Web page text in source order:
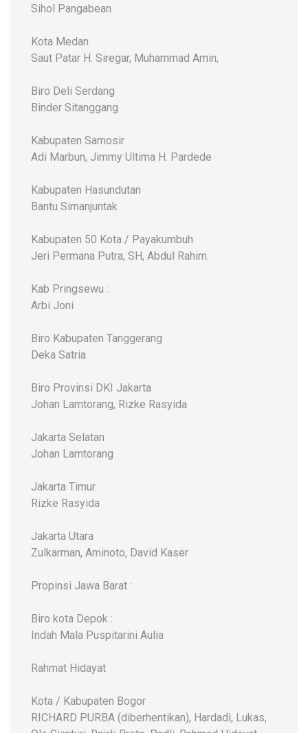
Sihol Pangabean
Kota Medan
Saut Patar H. Siregar, Muhammad Amin,
Biro Deli Serdang
Binder Sitanggang
Kabupaten Samosir
Adi Marbun, Jimmy Ultima H. Pardede
Kabupaten Hasundutan
Bantu Simanjuntak
Kabupaten 50 Kota / Payakumbuh
Jeri Permana Putra, SH, Abdul Rahim.
Kab Pringsewu :
Arbi Joni
Biro Kabupaten Tanggerang
Deka Satria
Biro Provinsi DKI Jakarta
Johan Lamtorang, Rizke Rasyida
Jakarta Selatan
Johan Lamtorang
Jakarta Timur
Rizke Rasyida
Jakarta Utara
Zulkarman, Aminoto, David Kaser
Propinsi Jawa Barat :
Biro kota Depok :
Indah Mala Puspitarini Aulia
Rahmat Hidayat
Kota / Kabupaten Bogor
RICHARD PURBA (diberhentikan), Hardadi, Lukas,